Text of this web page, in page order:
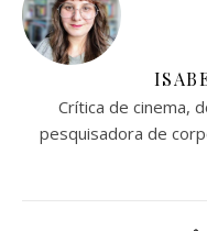
Crítica de cinema,
pesquisadora de